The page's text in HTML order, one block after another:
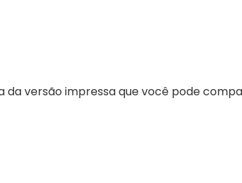
da versão impressa que você pode